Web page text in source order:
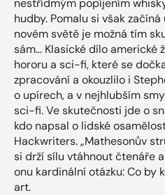
nestřídmým popíjením
hudby. Pomalu si však
novém světě je možná tím
sám… Klasické dílo americké
hororu a sci-fi, které se
zpracování a okouzlilo i
o upírech, a v nejhlubším
sci-fi. Ve skutečnosti jde o
kdo napsal o lidské
Hackwriters. „Mathesonův
si drží sílu vtáhnout čtenáře
onu kardinální otázku: Co by
art.